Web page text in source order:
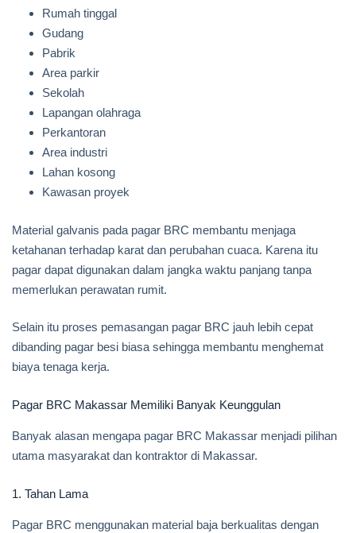
Rumah tinggal
Gudang
Pabrik
Area parkir
Sekolah
Lapangan olahraga
Perkantoran
Area industri
Lahan kosong
Kawasan proyek
Material galvanis pada pagar BRC membantu menjaga
ketahanan terhadap karat dan perubahan cuaca. Karena itu
pagar dapat digunakan dalam jangka waktu panjang tanpa
memerlukan perawatan rumit.
Selain itu proses pemasangan pagar BRC jauh lebih cepat
dibanding pagar besi biasa sehingga membantu menghemat
biaya tenaga kerja.
Pagar BRC Makassar Memiliki Banyak Keunggulan
Banyak alasan mengapa pagar BRC Makassar menjadi pilihan
utama masyarakat dan kontraktor di Makassar.
1. Tahan Lama
Pagar BRC menggunakan material baja berkualitas dengan